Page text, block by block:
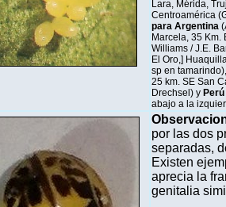
Lara, Mérida,
Centroamérica
para Argentina
Marcela, 35 Km.
Williams / J.E.
El Oro,]
sp en tamarindo),
25 km. SE San
Drechsel) y Perú
abajo a la
por las dos
separadas,
Existen
aprecia la
genitalia